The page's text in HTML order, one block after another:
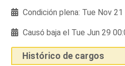
Condición plena: Tue Nov
Causó baja el Tue Jun 29
Histórico de cargos